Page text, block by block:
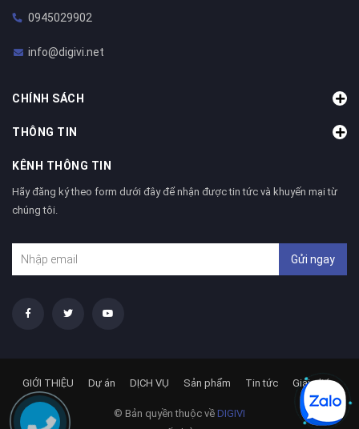
0945029902
info@digivi.net
CHÍNH SÁCH
THÔNG TIN
KÊNH THÔNG TIN
Hãy đăng ký theo form dưới đây để nhận được tin tức và khuyến mại từ
chúng tôi.
Gửi ngay
© Bản quyền thuộc về DIGIVI
GIỚI THIỆU Dự án DỊCH VỤ Sản phẩm Tin tức Giải pháp